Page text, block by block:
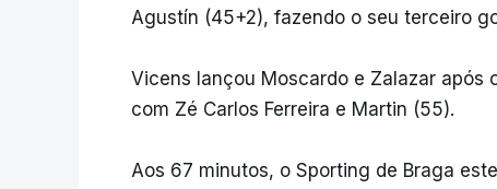
Agustín (45+2), fazendo o seu terceiro
Vicens lançou Moscardo e Zalazar após
com Zé Carlos Ferreira e Martin (55).
Aos 67 minutos, o Sporting de Braga